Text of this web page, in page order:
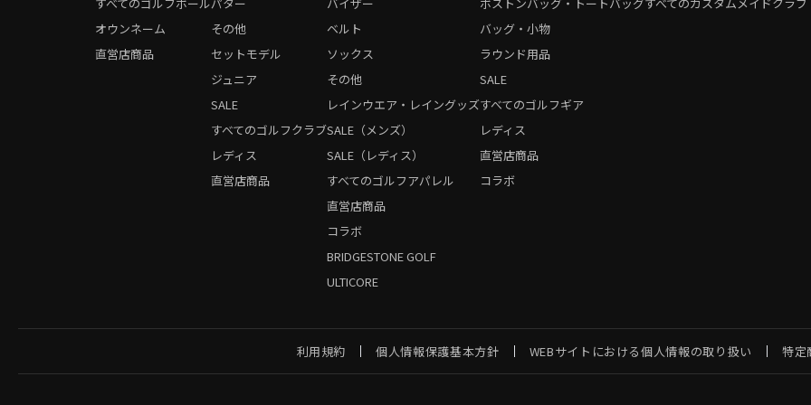
オウンネーム
直営店商品
レディス
直営店商品
その他
セットモデル
ジュニア
SALE
すべてのゴルフクラブ
直営店商品
コラボ
BRIDGESTONE GOLF
ULTICORE
ベルト
ソックス
その他
レインウエア・レイングッズ
SALE（メンズ）
SALE（レディス）
すべてのゴルフアパレル
レディス
直営店商品
コラボ
バッグ・小物
ラウンド用品
SALE
すべてのゴルフギア
利用規約 個人情報保護基本方針 WEBサイトにおける個人情報の取り扱い 特定